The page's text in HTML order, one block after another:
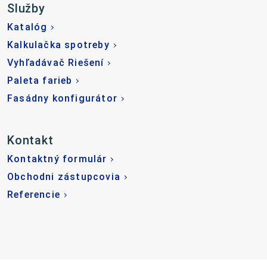
Služby
Katalóg
Kalkulačka spotreby
Vyhľadávač Riešení
Paleta farieb
Fasádny konfigurátor
Kontakt
Kontaktný formulár
Obchodni zástupcovia
Referencie